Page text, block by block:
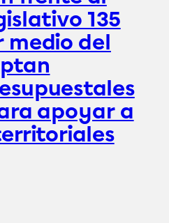
135
medio del
apoyar a